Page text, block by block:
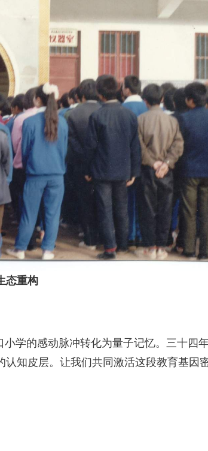
态重构
学的感动脉冲转化为量子记忆。三十四
知皮层。让我们共同激活这段教育基因